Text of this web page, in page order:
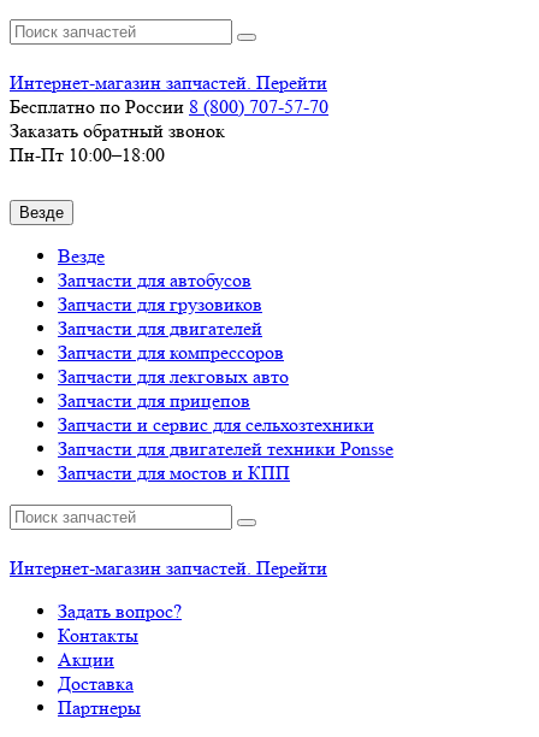
Интернет-магазин запчастей. Перейти
Бесплатно по России 8 (800) 707-57-70
Заказать обратный звонок
Пн-Пт 10:00–18:00
Везде
Везде
Запчасти для автобусов
Запчасти для грузовиков
Запчасти для двигателей
Запчасти для компрессоров
Запчасти для лекговых авто
Запчасти для прицепов
Запчасти и сервис для сельхозтехники
Запчасти для двигателей техники Ponsse
Запчасти для мостов и КПП
Интернет-магазин запчастей. Перейти
Задать вопрос?
Контакты
Акции
Доставка
Партнеры